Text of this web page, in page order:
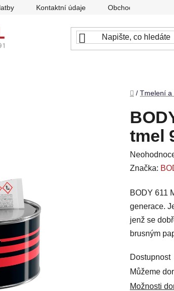
Kontaktní údaje Obchodní podmínky
Domů
/ Tmelení a
tmel
Průměrné
hodnocení
je
0,0
z
5
Značka:
BODY 611
generace.
jenž se
brusným
Dostupnost
Můžeme
Možnosti